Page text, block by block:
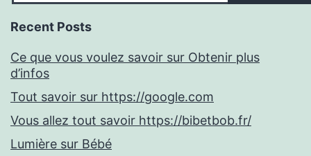
Recent Posts
Ce que vous voulez savoir sur Obtenir plus
d’infos
Tout savoir sur https://google.com
Vous allez tout savoir https://bibetbob.fr/
Lumière sur Bébé